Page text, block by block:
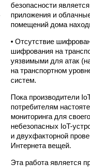
безопасности
приложения и
помещений дома
• Отсутствие
шифрования на
уязвимыми для атак
на транспортном
систем.
Пока производители
потребителям
мониторинга для
небезопасных IoT-
и двухфакторной
Интернета вещей.
Эта работа является